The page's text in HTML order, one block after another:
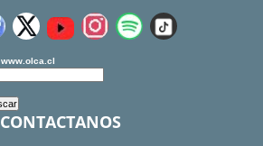
www.olca.cl
CONTACTANOS